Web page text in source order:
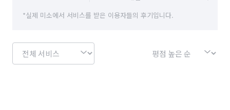
*실제 미소에서 서비스를 받은 이용자들의 후기입니다.